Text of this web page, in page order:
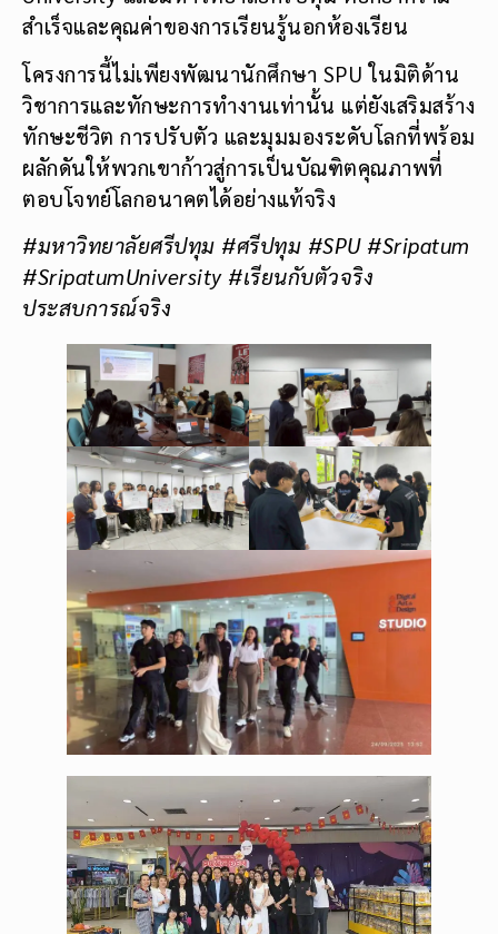
สำเร็จและคุณค่าของการเรียนรู้นอกห้องเรียน
โครงการนี้ไม่เพียงพัฒนานักศึกษา SPU ในมิติด้าน
วิชาการและทักษะการทำงานเท่านั้น แต่ยังเสริมสร้าง
ทักษะชีวิต การปรับตัว และมุมมองระดับโลกที่พร้อม
ผลักดันให้พวกเขาก้าวสู่การเป็นบัณฑิตคุณภาพที่
ตอบโจทย์โลกอนาคตได้อย่างแท้จริง
#มหาวิทยาลัยศรีปทุม #ศรีปทุม #SPU #Sripatum
#SripatumUniversity #เรียนกับตัวจริง
ประสบการณ์จริง